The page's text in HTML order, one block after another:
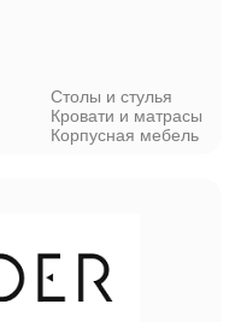
Столы и стулья
Кровати и матрасы
Корпусная мебель